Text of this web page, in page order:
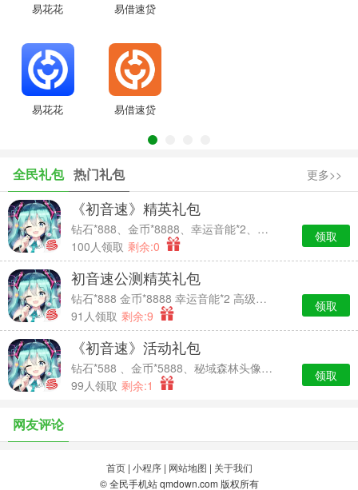
易花花 易借速贷
易花花 易借速贷
全民礼包 热门礼包 更多>>
《初音速》精英礼包
钻石*888、金币*8888、幸运音能*2、高级经验卡*2
100人领取 剩余:0
领取
初音速公测精英礼包
钻石*888 金币*8888 幸运音能*2 高级经验卡*2
91人领取 剩余:9
领取
《初音速》活动礼包
钻石*588 、金币*5888、秘域森林头像框*7天时效、中级经验卡*2
99人领取 剩余:1
领取
网友评论
首页| 小程序| 网站地图 | 关于我们
© 全民手机站 qmdown.com 版权所有